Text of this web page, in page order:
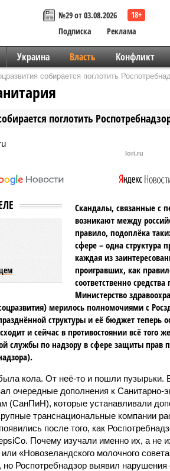
№29 от 03.08.2026
Подписка
Реклама
Украина Власть Конфликт
собирается поглотить
поглотить
lori.ru
Скандалы, связанные с
возникают между
правило, подоплёка
сфере – одна структура
каждая из
проигравших, как
соответственно
Министерство
мерилось полномочиями с
структуры и её бюджет теперь
и сейчас в противостоянии всё того
службы по надзору в сфере защиты прав
кола. От неё-то и пошли пузырьки.
очередные дополнения к Санитарно-
(СанПиН), которые устанавливали
транснациональные компании
после того, как
Почему изучали именно их, а не
«Новозеландского молочного
но Роспотребнадзор выявил